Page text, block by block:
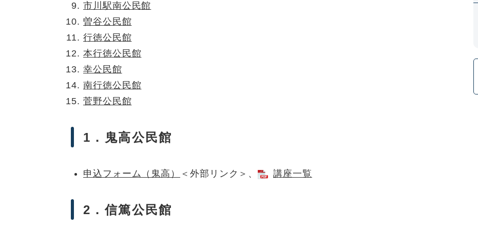
市川駅南公民館
曽谷公民館
行徳公民館
本行徳公民館
幸公民館
南行徳公民館
菅野公民館
1．鬼高公民館
申込フォーム（鬼高） ＜外部リンク＞ 、 講座一覧
2．信篤公民館